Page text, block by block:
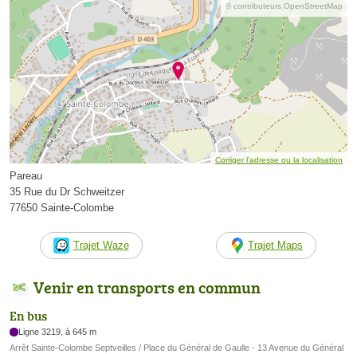
© contributeurs OpenStreetMap
Corriger l’adresse ou la localisation
Pareau
35 Rue du Dr Schweitzer
77650 Sainte-Colombe
Trajet Waze Trajet Maps
Venir en transports en commun
En bus
Ligne 3219, à 645 m
Arrêt Sainte-Colombe Septveilles / Place du Général de Gaulle - 13 Avenue du Général